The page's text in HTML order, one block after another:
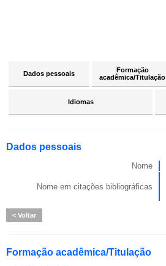
Dados pessoais
Formação
acadêmica/Titulação
Idiomas
Dados pessoais
Nome
Nome em citações bibliográficas
Voltar
Formação acadêmica/Titulação